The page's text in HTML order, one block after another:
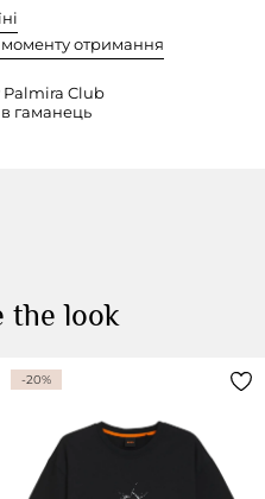
отримання
Club
гаманець
the look
-20%